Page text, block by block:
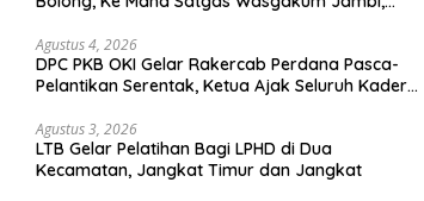
Agustus 4, 2026
DPC PKB OKI Gelar Rakercab Perdana Pasca-
Pelantikan Serentak, Ketua Ajak Seluruh Kader
Agustus 3, 2026
LTB Gelar Pelatihan Bagi LPHD di Dua
Kecamatan, Jangkat Timur dan Jangkat